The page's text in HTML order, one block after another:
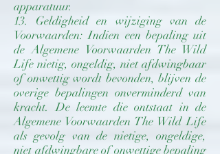
apparatuur.
13. Geldigheid en wijziging van de
Voorwaarden: Indien een bepaling uit
de Algemene Voorwaarden The Wild
Life nietig, ongeldig, niet afdwingbaar
of onwettig wordt bevonden, blijven de
overige bepalingen onverminderd van
kracht. De leemte die ontstaat in de
Algemene Voorwaarden The Wild Life
als gevolg van de nietige, ongeldige,
niet afdwingbare of onwettige bepaling